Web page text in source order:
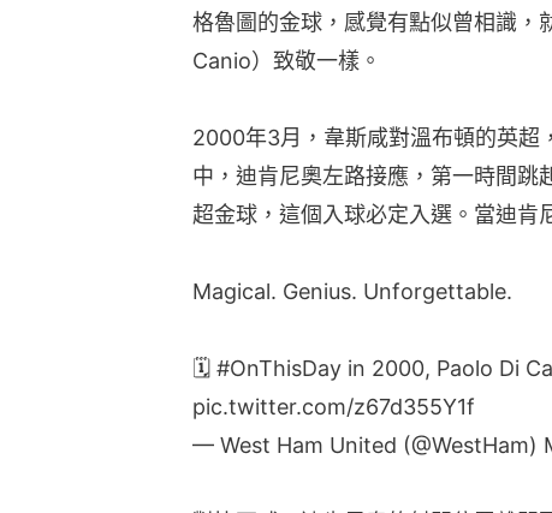
格魯圖的金球，感覺有點似曾相識，
Canio）致敬一樣。
2000年3月，韋斯咸對溫布頓的英
中，迪肯尼奧左路接應，第一時間跳
超金球，這個入球必定入選。當迪肯
Magical. Genius. Unforgettable.
🗓 #OnThisDay in 2000, Paolo Di
pic.twitter.com/z67d355Y1f
— West Ham United (@WestHam)